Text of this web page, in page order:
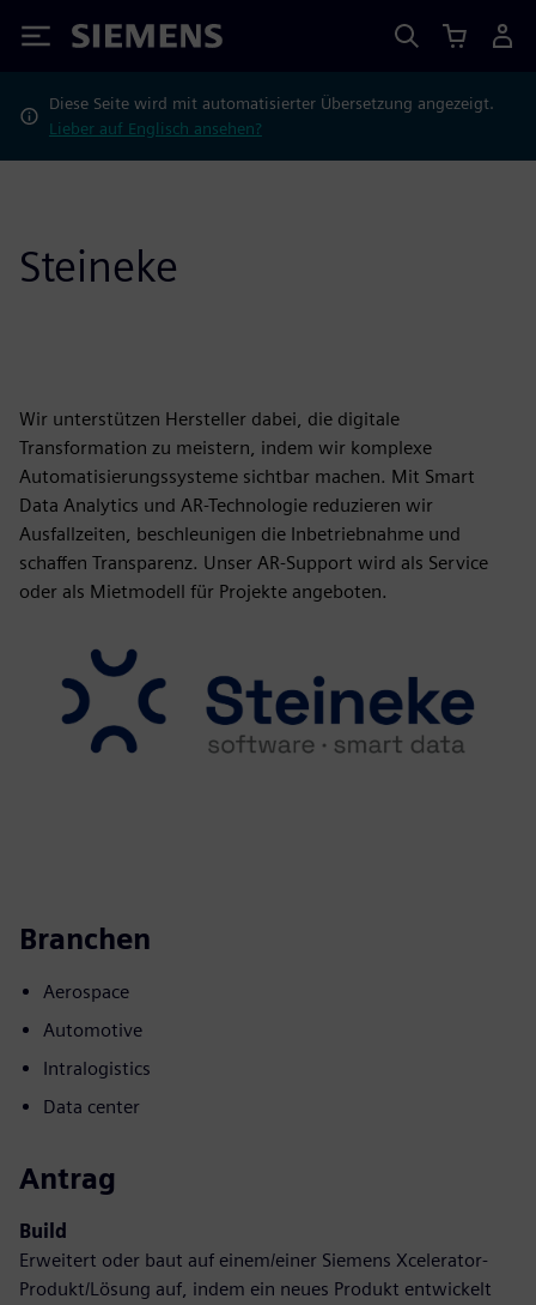
Siemens
Diese Seite wird mit automatisierter Übersetzung angezeigt.
Lieber auf Englisch ansehen?
Steineke
Wir unterstützen Hersteller dabei, die digitale
Transformation zu meistern, indem wir komplexe
Automatisierungssysteme sichtbar machen. Mit Smart
Data Analytics und AR-Technologie reduzieren wir
Ausfallzeiten, beschleunigen die Inbetriebnahme und
schaffen Transparenz. Unser AR-Support wird als Service
oder als Mietmodell für Projekte angeboten.
Branchen
Aerospace
Automotive
Intralogistics
Data center
Antrag
Build
Erweitert oder baut auf einem/einer Siemens Xcelerator-
Produkt/Lösung auf, indem ein neues Produkt entwickelt